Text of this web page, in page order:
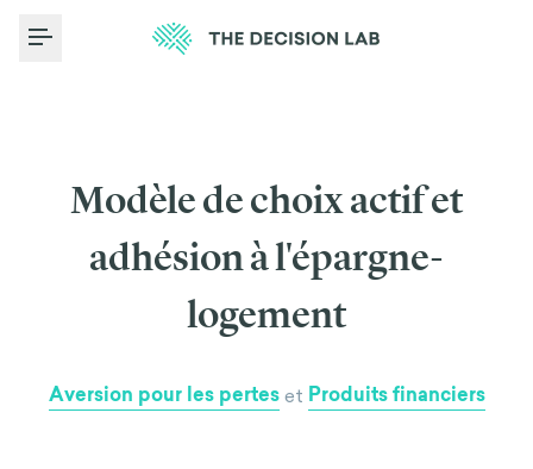
Toggle Menu
Modèle de choix actif et
adhésion à l'épargne-
logement
Aversion pour les pertes et Produits financiers